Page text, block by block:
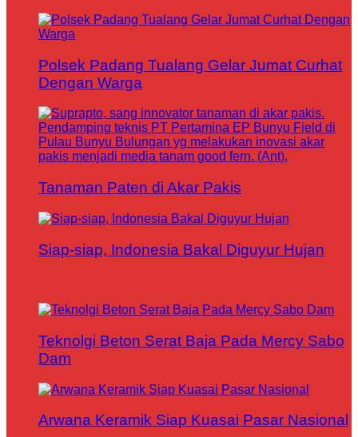
Polsek Padang Tualang Gelar Jumat Curhat
Dengan Warga
Tanaman Paten di Akar Pakis
Siap-siap, Indonesia Bakal Diguyur Hujan
Teknolgi Beton Serat Baja Pada Mercy Sabo
Dam
Arwana Keramik Siap Kuasai Pasar Nasional